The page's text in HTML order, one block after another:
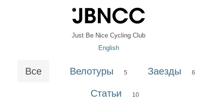
Just Be Nice Cycling Club
English
Все Велотуры 5 Заезды 6
Статьи 10